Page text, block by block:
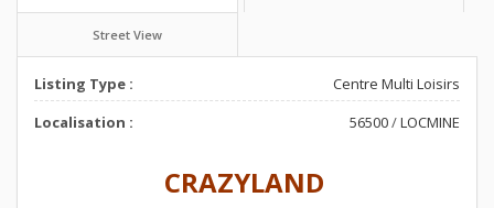
Street View
Listing Type :
Centre Multi Loisirs
Localisation :
56500/LOCMINE
CRAZYLAND